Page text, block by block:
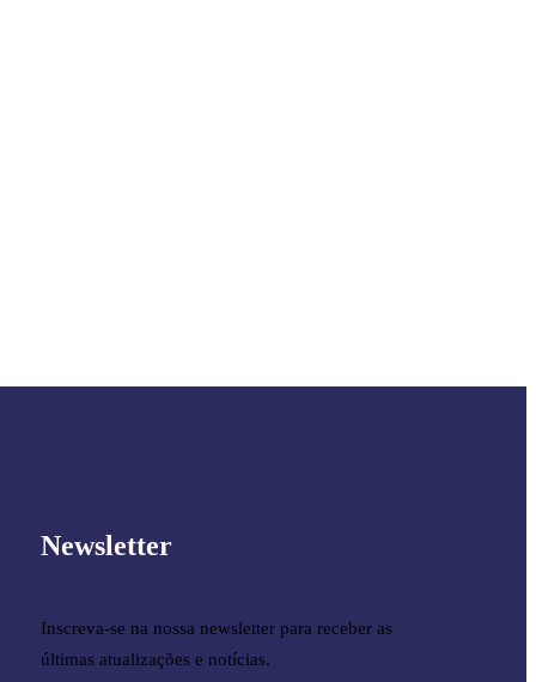
Newsletter
Inscreva-se na nossa newsletter para receber as
últimas atualizações e notícias.